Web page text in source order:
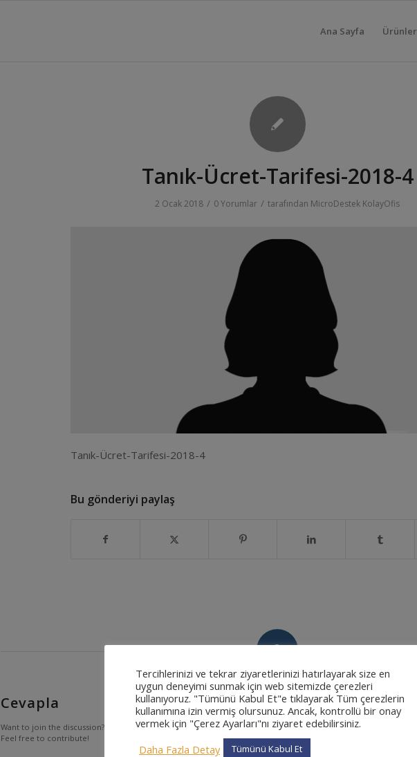
Ana Sayfa Ürünler
Tanık-Ücret-Tarifesi-2018-4
2 Ocak 2018 / 0 Yorumlar / tarafından MicroDestek KolayOfis
Tanık-Ücret-Tarifesi-2018-4
Bu gönderiyi paylaş
0
CEVAPLAR
Cevapla
Want to join the discussion?
Feel free to contribute!
Tercihlerinizi ve tekrar ziyaretlerinizi hatırlayarak size en
uygun deneyimi sunmak için web sitemizde çerezleri
kullanıyoruz. "Tümünü Kabul Et"e tıklayarak Tüm çerezlerin
kullanımına izin vermiş olursunuz. Ancak, kontrollü bir onay
vermek için "Çerez Ayarları"nı ziyaret edebilirsiniz.
Daha Fazla Detay
Tümünü Kabul Et